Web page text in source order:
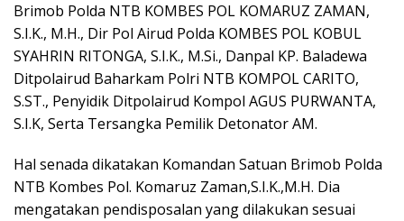
Brimob Polda NTB KOMBES POL KOMARUZ ZAMAN,
S.I.K., M.H., Dir Pol Airud Polda KOMBES POL KOBUL
SYAHRIN RITONGA, S.I.K., M.Si., Danpal KP. Baladewa
Ditpolairud Baharkam Polri NTB KOMPOL CARITO,
S.ST., Penyidik Ditpolairud Kompol AGUS PURWANTA,
S.I.K, Serta Tersangka Pemilik Detonator AM.
Hal senada dikatakan Komandan Satuan Brimob Polda
NTB Kombes Pol. Komaruz Zaman,S.I.K.,M.H. Dia
mengatakan pendisposalan yang dilakukan sesuai